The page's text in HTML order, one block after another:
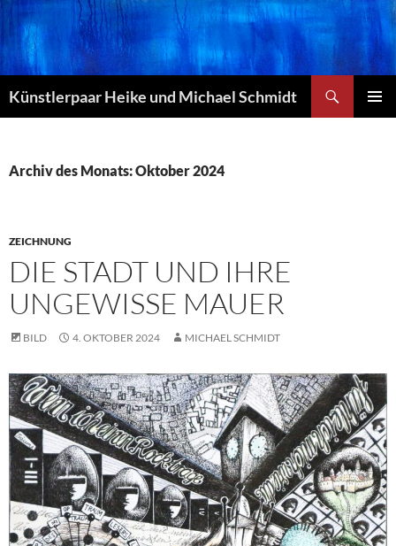
Zum
Inhalt
springen
Künstlerpaar Heike und Michael Schmidt
Archiv des Monats: Oktober 2024
ZEICHNUNG
DIE STADT UND IHRE
UNGEWISSE MAUER
BILD 4. OKTOBER 2024 MICHAEL SCHMIDT